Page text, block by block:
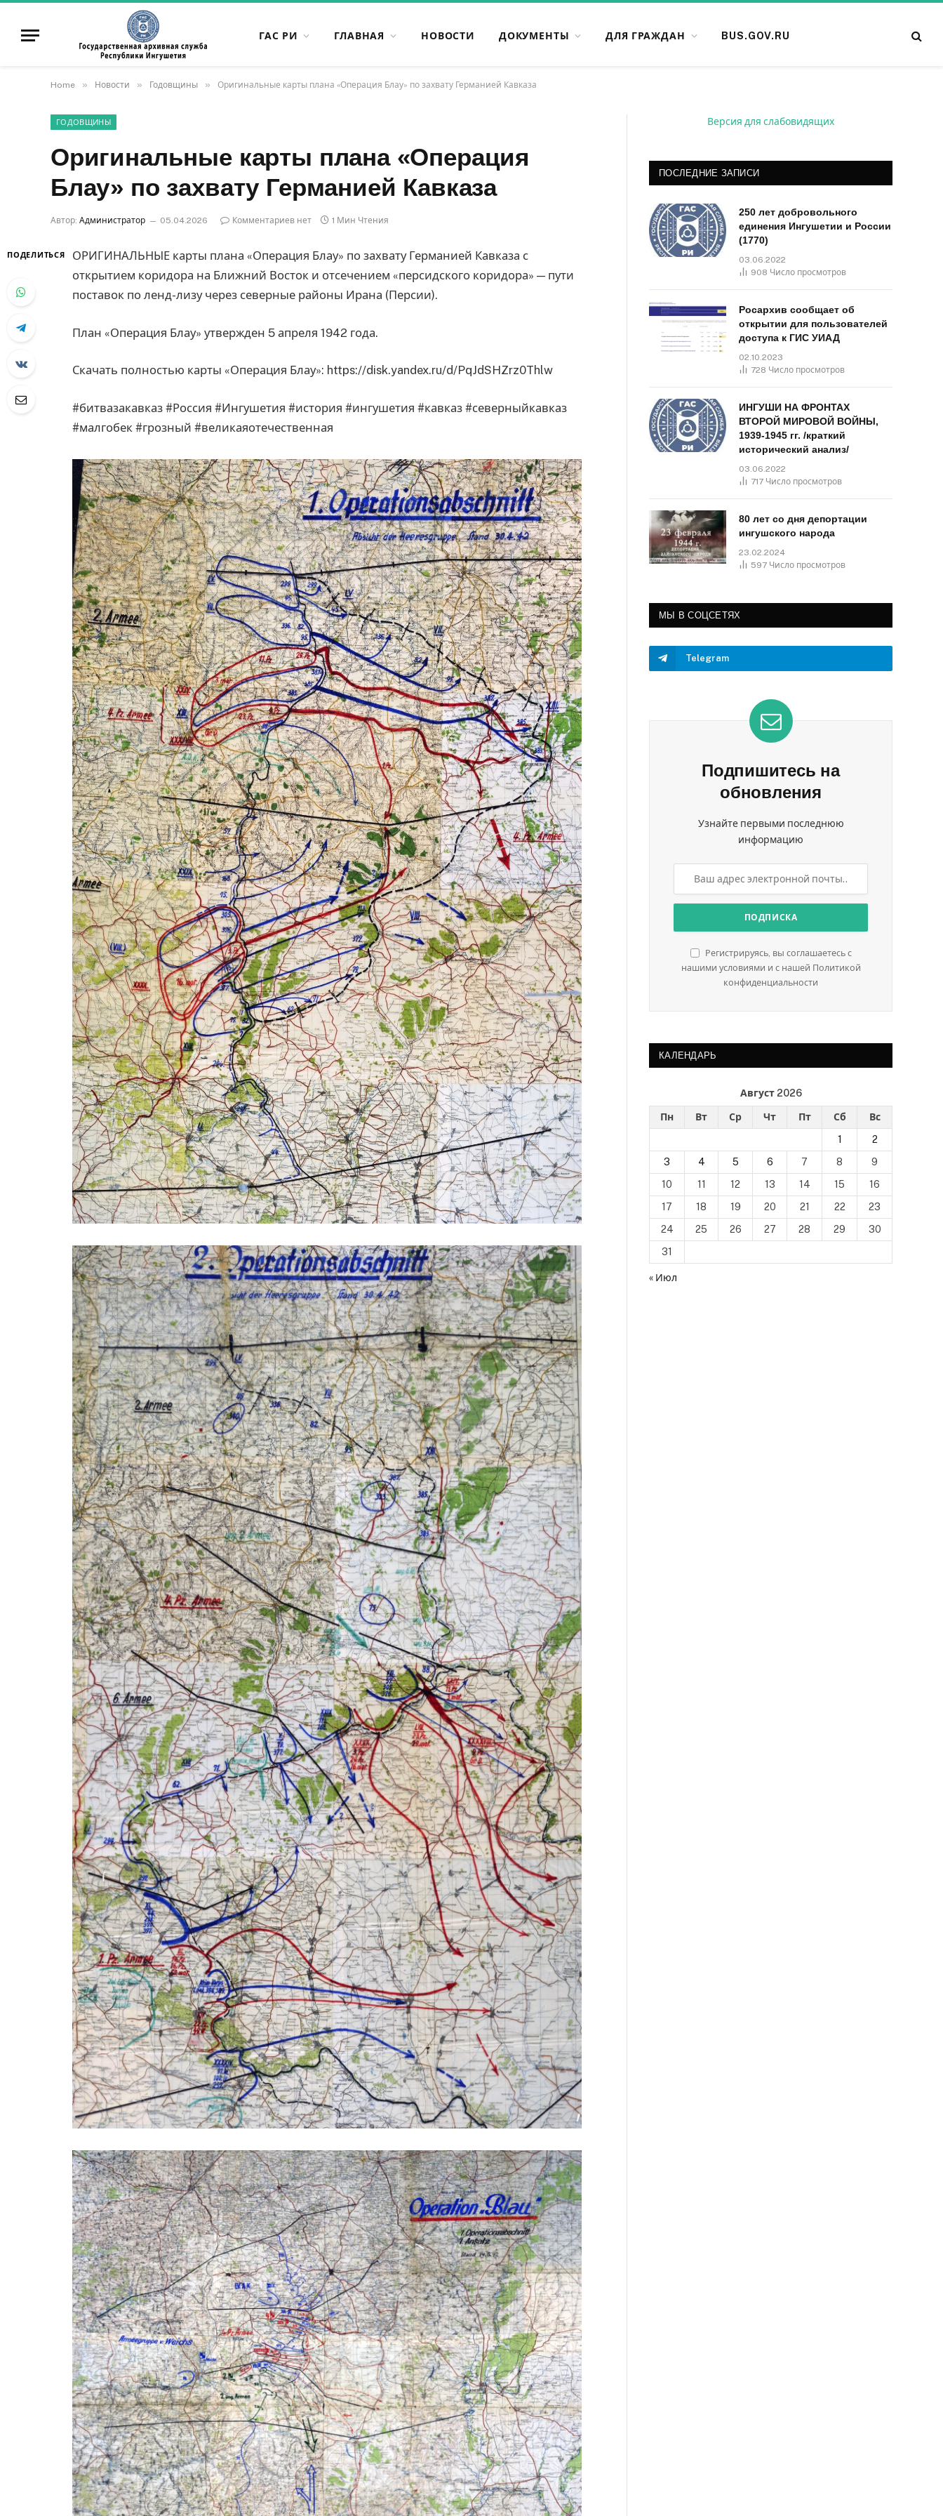
ГАС РИ ГЛАВНАЯ НОВОСТИ ДОКУМЕНТЫ ДЛЯ ГРАЖДАН BUS.GOV.RU
Home » Новости » Годовщины » Оригинальные карты плана «Операция Блау» по захвату Германией Кавказа
ГОДОВЩИНЫ
Оригинальные карты плана «Операция
Блау» по захвату Германией Кавказа
Автор: Администратор 05.04.2026 Комментариев нет 1 Мин Чтения
ПОДЕЛИТЬСЯ
ОРИГИНАЛЬНЫЕ карты плана «Операция Блау» по захвату Германией Кавказа с
открытием коридора на Ближний Восток и отсечением «персидского коридора» — пути
поставок по ленд-лизу через северные районы Ирана (Персии).
План «Операция Блау» утвержден 5 апреля 1942 года.
Скачать полностью карты «Операция Блау»: https://disk.yandex.ru/d/PqJdSHZrz0Thlw
#битвазакавказ #Россия #Ингушетия #история #ингушетия #кавказ #северныйкавказ
#малгобек #грозный #великаяотечественная
Версия для слабовидящих
ПОСЛЕДНИЕ ЗАПИСИ
250 лет добровольного
единения Ингушетии и России
(1770)
03.06.2022
908 Число просмотров
Росархив сообщает об
открытии для пользователей
доступа к ГИС УИАД
02.10.2023
728 Число просмотров
ИНГУШИ НА ФРОНТАХ
ВТОРОЙ МИРОВОЙ ВОЙНЫ,
1939-1945 гг. /краткий
исторический анализ/
03.06.2022
717 Число просмотров
80 лет со дня депортации
ингушского народа
23.02.2024
597 Число просмотров
МЫ В СОЦСЕТЯХ
Telegram
Подпишитесь на
обновления
Узнайте первыми последнюю
информацию
Регистрируясь, вы соглашаетесь с
нашими условиями и с нашей Политикой
конфиденциальности
КАЛЕНДАРЬ
Август 2026
Пн Вт Ср Чт Пт Сб
Вс
1
2
3
4 5 6 7 8
9
10
11 12 13 14 15
16
17
18 19 20 21 22
23
24
25 26 27 28 29
30
31
« Июл